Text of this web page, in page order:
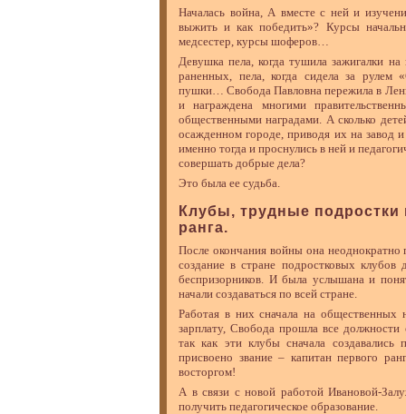
Началась война, А вместе с ней и
выжить и как победить»? Курсы
медсестер, курсы шоферов…
Девушка пела, когда тушила зажигалки на
раненных, пела, когда сидела за рулем
пушки… Свобода Павловна пережила в
и награждена многими
общественными наградами. А сколько
осажденном городе, приводя их на завод
именно тогда и проснулись в ней и
совершать добрые дела?
Это была ее судьба.
Клубы, трудные подростки
ранга.
После окончания войны она неоднократно
создание в стране подростковых клубов
беспризорников. И была услышана и
начали создаваться по всей стране.
Работая в них сначала на общественных
зарплату, Свобода прошла все
так как эти клубы сначала
присвоено звание – капитан первого
восторгом!
А в связи с новой работой Ивановой-
получить педагогическое образование.